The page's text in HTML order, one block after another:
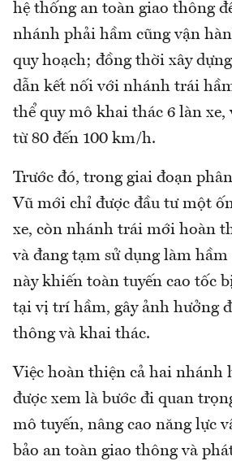
hệ thống an toàn giao thông
nhánh phải hầm cũng vận
quy hoạch; đồng thời xây
dẫn kết nối với nhánh trái
thể quy mô khai thác 6 làn xe,
từ 80 đến 100 km/h.
Trước đó, trong giai đoạn
Vũ mới chỉ được đầu tư một
xe, còn nhánh trái mới hoàn
và đang tạm sử dụng làm
này khiến toàn tuyến cao tốc
tại vị trí hầm, gây ảnh hưởng
thông và khai thác.
Việc hoàn thiện cả hai nhánh
được xem là bước đi quan
mô tuyến, nâng cao năng lực
bảo an toàn giao thông và